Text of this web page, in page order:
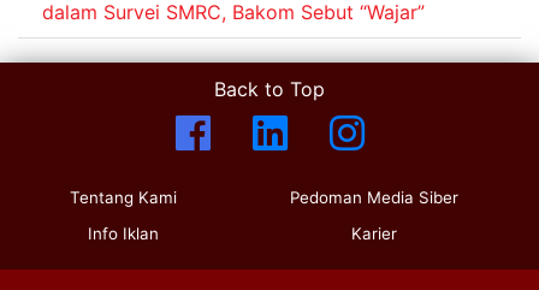
dalam Survei SMRC, Bakom Sebut “Wajar”
Back to Top
Tentang Kami
Info Iklan
Pedoman Media Siber
Karier